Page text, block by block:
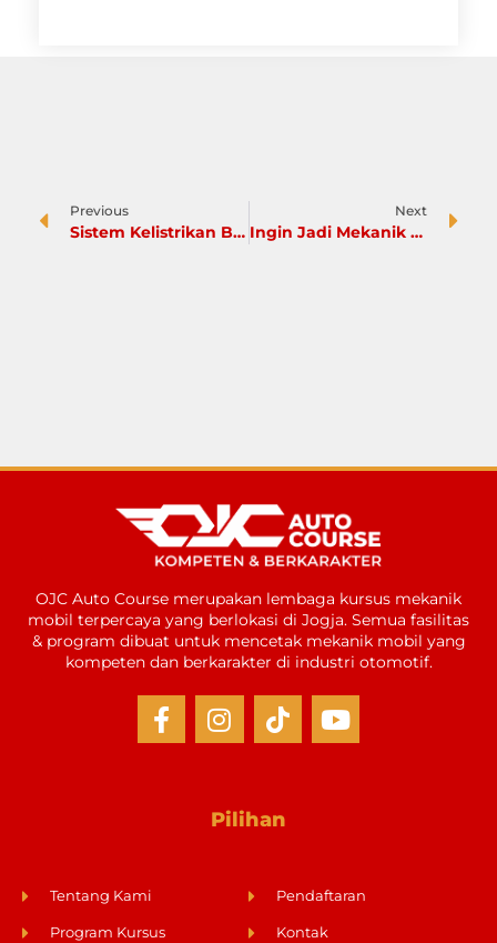
Previous
Sistem Kelistrikan Bodi Mobil: Cara Kerjanya dan Perawatannya
Next
Ingin Jadi Mekanik Mobil Diesel Berlisensi? Temukan Langkah Mudahnya di Sini!
OJC Auto Course merupakan lembaga kursus mekanik
mobil terpercaya yang berlokasi di Jogja. Semua fasilitas
& program dibuat untuk mencetak mekanik mobil yang
kompeten dan berkarakter di industri otomotif.
Pilihan
Tentang Kami
Program Kursus
Pendaftaran
Kontak